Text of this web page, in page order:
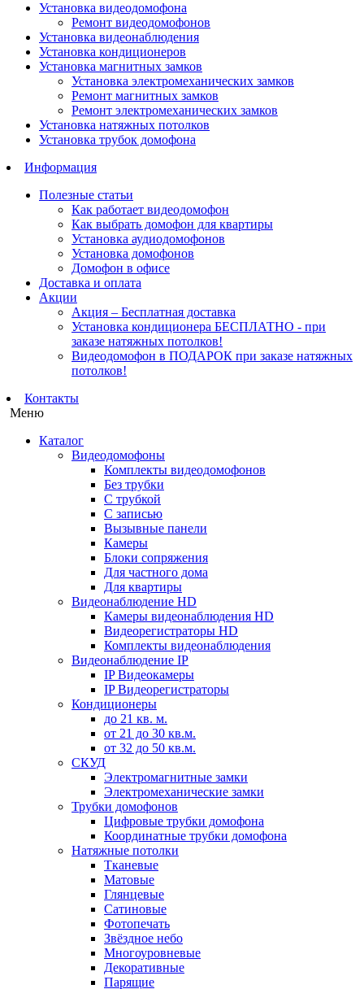
Установка видеодомофона
Ремонт видеодомофонов
Установка видеонаблюдения
Установка кондиционеров
Установка магнитных замков
Установка электромеханических замков
Ремонт магнитных замков
Ремонт электромеханических замков
Установка натяжных потолков
Установка трубок домофона
Информация
Полезные статьи
Как работает видеодомофон
Как выбрать домофон для квартиры
Установка аудиодомофонов
Установка домофонов
Домофон в офисе
Доставка и оплата
Акции
Акция – Бесплатная доставка
Установка кондиционера БЕСПЛАТНО - при
заказе натяжных потолков!
Видеодомофон в ПОДАРОК при заказе натяжных
потолков!
Контакты
Меню
Каталог
Видеодомофоны
Комплекты видеодомофонов
Без трубки
С трубкой
С записью
Вызывные панели
Камеры
Блоки сопряжения
Для частного дома
Для квартиры
Видеонаблюдение HD
Камеры видеонаблюдения HD
Видеорегистраторы HD
Комплекты видеонаблюдения
Видеонаблюдение IP
IP Видеокамеры
IP Видеорегистраторы
Кондиционеры
до 21 кв. м.
от 21 до 30 кв.м.
от 32 до 50 кв.м.
СКУД
Электромагнитные замки
Электромеханические замки
Трубки домофонов
Цифровые трубки домофона
Координатные трубки домофона
Натяжные потолки
Тканевые
Матовые
Глянцевые
Сатиновые
Фотопечать
Звёздное небо
Многоуровневые
Декоративные
Парящие